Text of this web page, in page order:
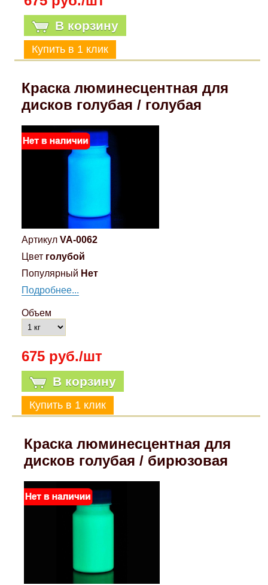
В корзину
Краска люминесцентная для
дисков голубая / голубая
Артикул VA-0062
Цвет голубой
Популярный Нет
Подробнее...
Объем
675 руб./шт
В корзину
Краска люминесцентная для
дисков голубая / бирюзовая